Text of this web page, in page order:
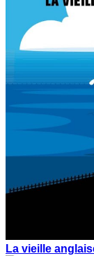
La vieille